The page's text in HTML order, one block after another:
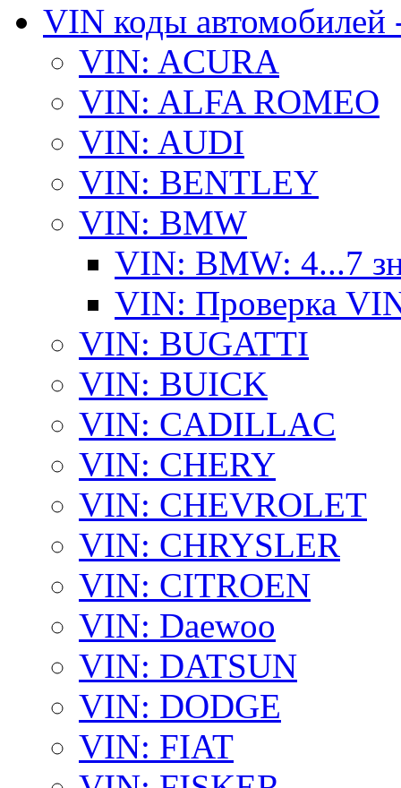
VIN коды автомобилей
VIN: ACURA
VIN: ALFA ROMEO
VIN: AUDI
VIN: BENTLEY
VIN: BMW
VIN: BMW: 4...7
VIN: Проверка
VIN: BUGATTI
VIN: BUICK
VIN: CADILLAC
VIN: CHERY
VIN: CHEVROLET
VIN: CHRYSLER
VIN: CITROEN
VIN: Daewoo
VIN: DATSUN
VIN: DODGE
VIN: FIAT